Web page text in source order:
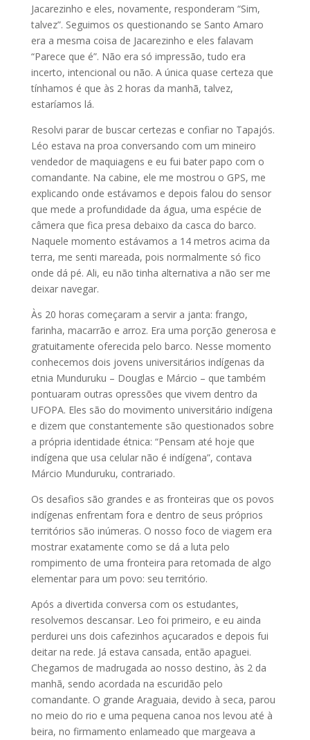
Jacarezinho e eles, novamente, responderam “Sim,
talvez”. Seguimos os questionando se Santo Amaro
era a mesma coisa de Jacarezinho e eles falavam
“Parece que é”. Não era só impressão, tudo era
incerto, intencional ou não. A única quase certeza que
tínhamos é que às 2 horas da manhã, talvez,
estaríamos lá.
Resolvi parar de buscar certezas e confiar no Tapajós.
Léo estava na proa conversando com um mineiro
vendedor de maquiagens e eu fui bater papo com o
comandante. Na cabine, ele me mostrou o GPS, me
explicando onde estávamos e depois falou do sensor
que mede a profundidade da água, uma espécie de
câmera que fica presa debaixo da casca do barco.
Naquele momento estávamos a 14 metros acima da
terra, me senti mareada, pois normalmente só fico
onde dá pé. Ali, eu não tinha alternativa a não ser me
deixar navegar.
Às 20 horas começaram a servir a janta: frango,
farinha, macarrão e arroz. Era uma porção generosa e
gratuitamente oferecida pelo barco. Nesse momento
conhecemos dois jovens universitários indígenas da
etnia Munduruku – Douglas e Márcio – que também
pontuaram outras opressões que vivem dentro da
UFOPA. Eles são do movimento universitário indígena
e dizem que constantemente são questionados sobre
a própria identidade étnica: “Pensam até hoje que
indígena que usa celular não é indígena”, contava
Márcio Munduruku, contrariado.
Os desafios são grandes e as fronteiras que os povos
indígenas enfrentam fora e dentro de seus próprios
territórios são inúmeras. O nosso foco de viagem era
mostrar exatamente como se dá a luta pelo
rompimento de uma fronteira para retomada de algo
elementar para um povo: seu território.
Após a divertida conversa com os estudantes,
resolvemos descansar. Leo foi primeiro, e eu ainda
perdurei uns dois cafezinhos açucarados e depois fui
deitar na rede. Já estava cansada, então apaguei.
Chegamos de madrugada ao nosso destino, às 2 da
manhã, sendo acordada na escuridão pelo
comandante. O grande Araguaia, devido à seca, parou
no meio do rio e uma pequena canoa nos levou até à
beira, no firmamento enlameado que margeava a